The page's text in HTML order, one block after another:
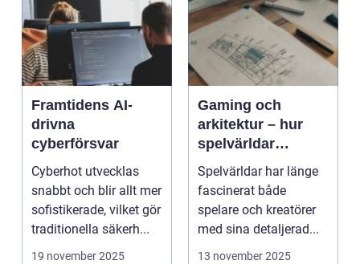
Framtidens AI-
drivna
cyberförsvar
Cyberhot utvecklas
snabbt och blir allt mer
sofistikerade, vilket gör
traditionella säkerh...
19 november 2025
Gaming och
arkitektur – hur
spelvärldar
inspirerar verklig
stadsplanering
Spelvärldar har länge
fascinerat både
spelare och kreatörer
med sina detaljerad...
13 november 2025